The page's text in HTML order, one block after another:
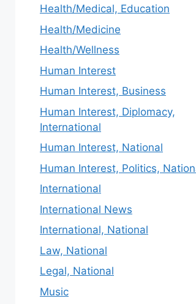
Health/Medical, Education
Health/Medicine
Health/Wellness
Human Interest
Human Interest, Business
Human Interest, Diplomacy,
International
Human Interest, National
Human Interest, Politics,
International
International News
International, National
Law, National
Legal, National
Music